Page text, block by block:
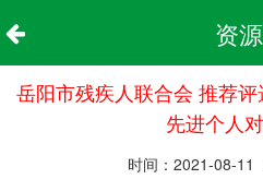
资
岳阳市残疾人联合会 推荐
先进个人
时间：2021-08-